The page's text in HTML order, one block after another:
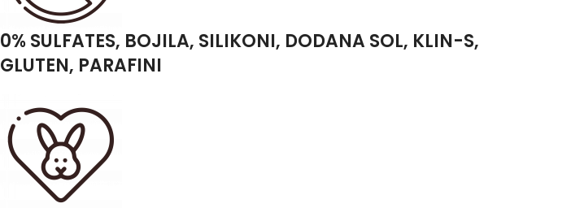
0% SULFATES, BOJILA, SILIKONI, DODANA SOL, KLIN-S,
GLUTEN, PARAFINI